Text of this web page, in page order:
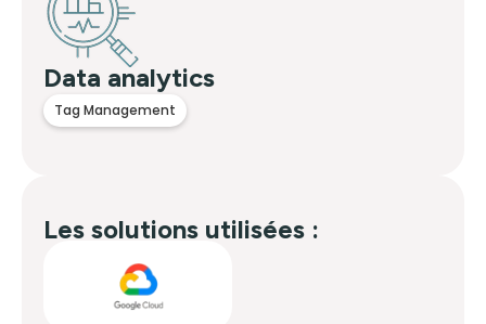
Data analytics
Tag Management
Les solutions utilisées :